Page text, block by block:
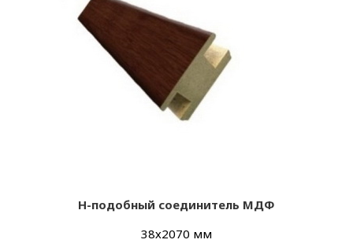
Н-подобный соединитель МДФ
38х2070 мм